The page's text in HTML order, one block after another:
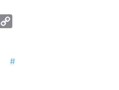
Threads